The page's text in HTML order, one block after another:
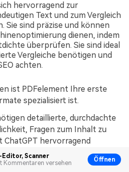
Editor, Scanner
Kommentaren versehen
Öffnen
hervorragend zur
Text und zum Vergleich
Sie sind präzise und können
dienen, indem
überprüfen. Sie sind ideal
Vergleiche benötigen und
achten.
ist PDFelement Ihre erste
spezialisiert ist.
detaillierte, durchdachte
Fragen zum Inhalt zu
ChatGPT hervorragend
Textanalysen und -